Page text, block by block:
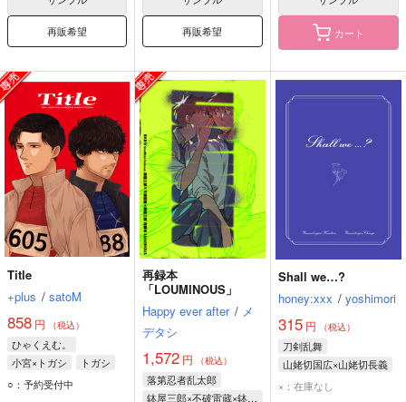
BadEnd
わたパチDX
専売 944円 （税込）
インドラ×ぐだ男
カート
火車切交遊録
狸茶屋
専売 715円（税込）
刀剣乱舞
大倶利伽羅
サンプル
専売 858円（税込）
小宮×トガシ
再販希望 再販希望 カート
Title
+plus / satoM
858 円 （税込）
ひゃくえむ。
小宮×トガシ
トガシ
小宮
○：予約受付中
再録本
「LOUMINOUS」
Happy ever after / メ
デタシ
1,572 円 （税込）
落第忍者乱太郎
鉢屋三郎×不破雷蔵×鉢屋三郎
Shall we…?
honey:xxx / yoshimori
315円 （税込）
刀剣乱舞
山姥切国広×山姥切長義
山姥切長義
×：在庫なし